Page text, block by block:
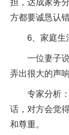
担，达成家务
方都要诚恳认错
6、家庭生
一位妻子
弄出很大的声
专家分析
话，对方会觉
和尊重。